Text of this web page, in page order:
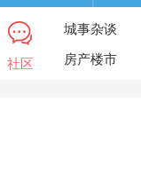
社区
城事杂谈
房产楼市